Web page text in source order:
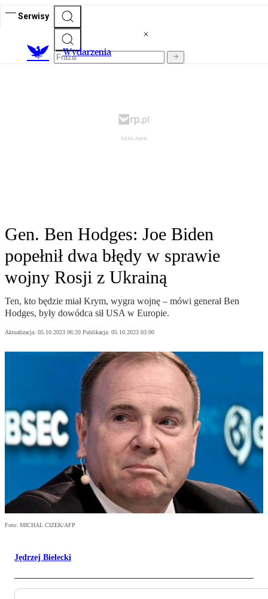
Serwisy
Wydarzenia
Gen. Ben Hodges: Joe Biden
popełnił dwa błędy w sprawie
wojny Rosji z Ukrainą
Ten, kto będzie miał Krym, wygra wojnę – mówi generał Ben
Hodges, były dowódca sił USA w Europie.
Aktualizacja: 05.10.2023 06:20 Publikacja: 05.10.2023 03:00
Foto: MICHAL CIZEK/AFP
Jędrzej Bielecki